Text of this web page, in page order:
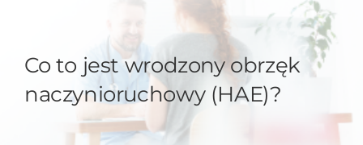
Co to jest wrodzony obrzęk
naczynioruchowy (HAE)?